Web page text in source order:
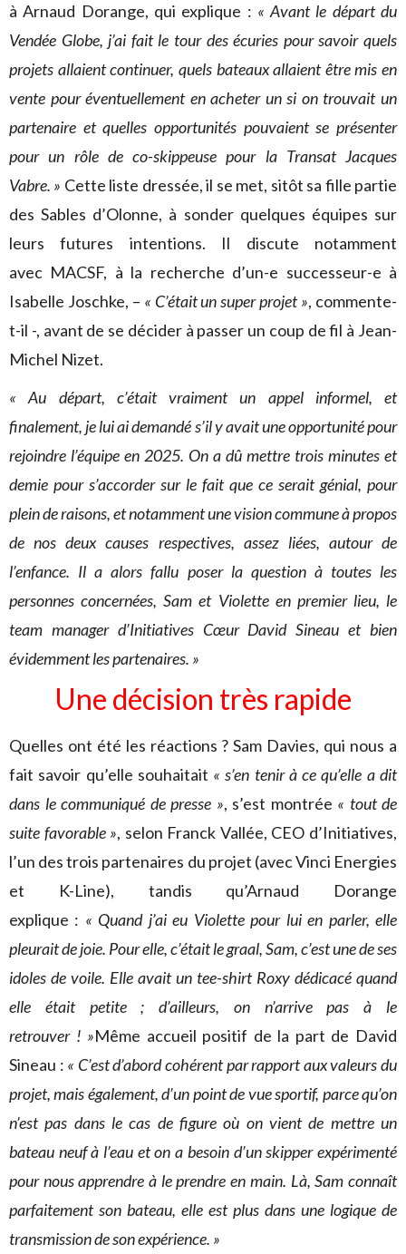
à Arnaud Dorange, qui explique : « Avant le départ du
Vendée Globe, j’ai fait le tour des écuries pour savoir quels
projets allaient continuer, quels bateaux allaient être mis en
vente pour éventuellement en acheter un si on trouvait un
partenaire et quelles opportunités pouvaient se présenter
pour un rôle de co-skippeuse pour la Transat Jacques
Vabre. » Cette liste dressée, il se met, sitôt sa fille partie
des Sables d’Olonne, à sonder quelques équipes sur
leurs futures intentions. Il discute notamment
avec MACSF, à la recherche d’un-e successeur-e à
Isabelle Joschke, – « C’était un super projet », commente-
t-il -, avant de se décider à passer un coup de fil à Jean-
Michel Nizet.
« Au départ, c’était vraiment un appel informel, et
finalement, je lui ai demandé s’il y avait une opportunité pour
rejoindre l’équipe en 2025. On a dû mettre trois minutes et
demie pour s’accorder sur le fait que ce serait génial, pour
plein de raisons, et notamment une vision commune à propos
de nos deux causes respectives, assez liées, autour de
l’enfance. Il a alors fallu poser la question à toutes les
personnes concernées, Sam et Violette en premier lieu, le
team manager d’Initiatives Cœur David Sineau et bien
évidemment les partenaires. »
Une décision très rapide
Quelles ont été les réactions ? Sam Davies, qui nous a
fait savoir qu’elle souhaitait « s’en tenir à ce qu’elle a dit
dans le communiqué de presse », s’est montrée « tout de
suite favorable », selon Franck Vallée, CEO d’Initiatives,
l’un des trois partenaires du projet (avec Vinci Energies
et K-Line), tandis qu’Arnaud Dorange
explique : « Quand j’ai eu Violette pour lui en parler, elle
pleurait de joie. Pour elle, c’était le graal, Sam, c’est une de ses
idoles de voile. Elle avait un tee-shirt Roxy dédicacé quand
elle était petite ; d’ailleurs, on n’arrive pas à le
retrouver ! »Même accueil positif de la part de David
Sineau : « C’est d’abord cohérent par rapport aux valeurs du
projet, mais également, d’un point de vue sportif, parce qu’on
n’est pas dans le cas de figure où on vient de mettre un
bateau neuf à l’eau et on a besoin d’un skipper expérimenté
pour nous apprendre à le prendre en main. Là, Sam connaît
parfaitement son bateau, elle est plus dans une logique de
transmission de son expérience. »